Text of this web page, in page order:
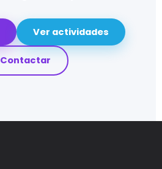
Ver actividades
Contactar